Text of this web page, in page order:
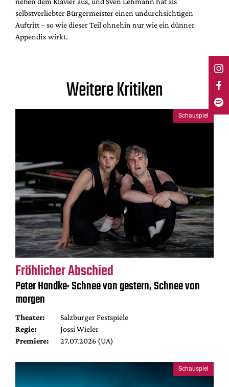
selbstverliebter Bürgermeister einen undurchsichtigen
Auftritt – so wie dieser Teil ohnehin nur wie ein dünner
Appendix wirkt.
Weitere Kritiken
Schauspiel
Fröhlicher Abschied
Peter Handke: Schnee von gestern, Schnee von
morgen
Theater:
Salzburger Festspiele
Regie:
Jossi Wieler
Premiere:
27.07.2026 (UA)
Schauspiel